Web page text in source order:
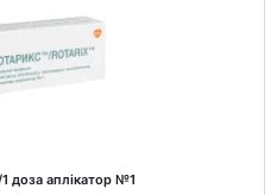
доза аплікатор №1